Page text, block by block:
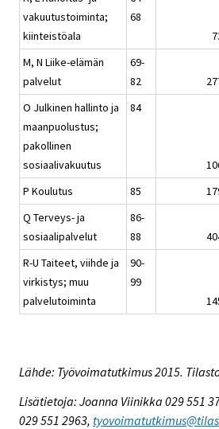
vakuutustoiminta;
kiinteistöala
68
M, N Liike-elämän
palvelut
69-
82
O Julkinen hallinto ja
maanpuolustus;
pakollinen
sosiaalivakuutus
84
P Koulutus
85
Q Terveys- ja
sosiaalipalvelut
86-
88
R-U Taiteet, viihde ja
virkistys; muu
palvelutoiminta
90-
99
Lähde: Työvoimatutkimus 2015.
Lisätietoja: Joanna Viinikka 029 551
029 551 2963,